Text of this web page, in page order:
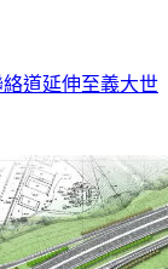
道延伸至義大世